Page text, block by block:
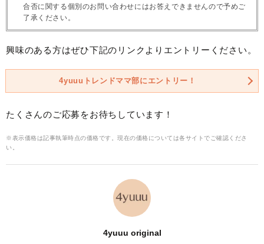
合否に関する個別のお問い合わせにはお答えできませんので予めご
了承ください。
興味のある方はぜひ下記のリンクよりエントリーください。
4yuuuトレンドママ部にエントリー！
たくさんのご応募をお待ちしています！
※表示価格は記事執筆時点の価格です。現在の価格については各サイトでご確認くださ
い。
4yuuu original